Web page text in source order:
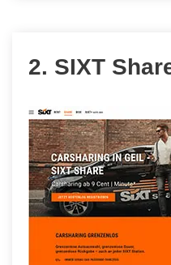
2. SIXT